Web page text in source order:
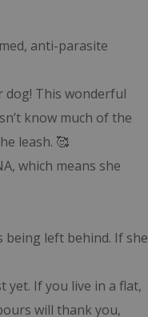
anti-parasite
dog! This wonderful
know much of the
leash. 🥰
which means she
being left behind. If she
yet. If you live in a flat,
will thank you,